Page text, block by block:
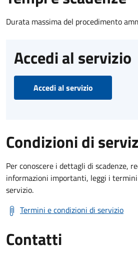
Durata massima del procedimento
Accedi al servizio
Accedi al servizio
Condizioni di
Per conoscere i dettagli di scadenze,
informazioni importanti, leggi i
servizio.
Termini e condizioni di servizio
Contatti